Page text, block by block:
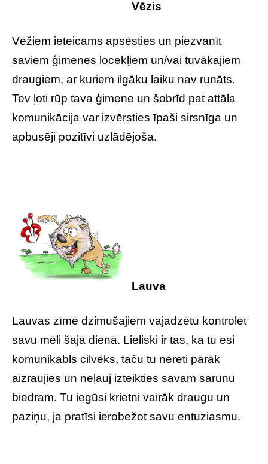
Vēzis
Vēžiem ieteicams apsēsties un piezvanīt
saviem ģimenes locekļiem un/vai tuvākajiem
draugiem, ar kuriem ilgāku laiku nav runāts.
Tev ļoti rūp tava ģimene un šobrīd pat attāla
komunikācija var izvērsties īpaši sirsnīga un
apbusēji pozitīvi uzlādējoša.
Lauva
Lauvas zīmē dzimušajiem vajadzētu kontrolēt
savu mēli šajā dienā. Lieliski ir tas, ka tu esi
komunikabls cilvēks, taču tu nereti pārāk
aizraujies un neļauj izteikties savam sarunu
biedram. Tu iegūsi krietni vairāk draugu un
paziņu, ja pratīsi ierobežot savu entuziasmu.